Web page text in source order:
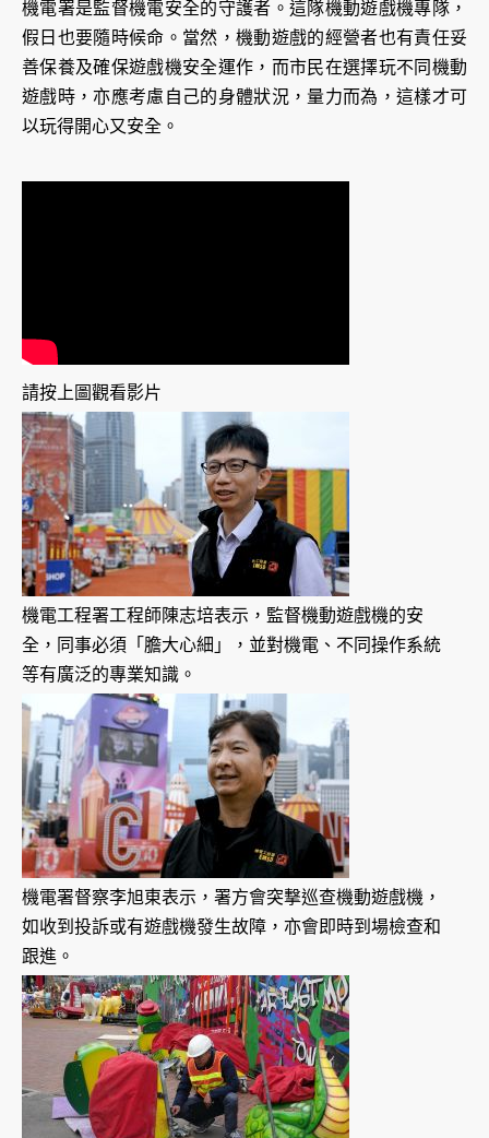
機電署是監督機電安全的守護者。這隊機動遊戲機專隊，
假日也要隨時候命。當然，機動遊戲的經營者也有責任妥
善保養及確保遊戲機安全運作，而市民在選擇玩不同機動
遊戲時，亦應考慮自己的身體狀況，量力而為，這樣才可
以玩得開心又安全。
請按上圖觀看影片
機電工程署工程師陳志培表示，監督機動遊戲機的安
全，同事必須「膽大心細」，並對機電、不同操作系統
等有廣泛的專業知識。
機電署督察李旭東表示，署方會突撃巡查機動遊戲機，
如收到投訴或有遊戲機發生故障，亦會即時到場檢查和
跟進。